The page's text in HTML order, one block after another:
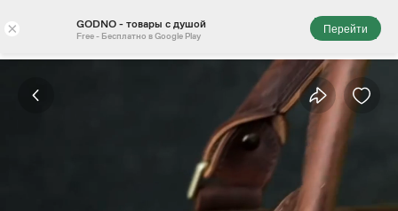
× GODNO - товары с душой
Free - Бесплатно в Google Play
Перейти